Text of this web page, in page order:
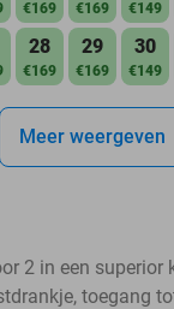
€169 €169 €149
28
€169
29
€169
30
€149
Meer weergeven
2 in een superior
toegang